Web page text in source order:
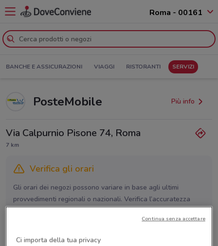
Roma - 00161
BANCHE E ASSICURAZIONI VIAGGI RISTORANTI SERVIZI
PosteMobile Più info
Via Calpurnio Pisone 74, Roma
7 km
Verifica gli orari
Gli orari dei negozi possono variare in base agli ultimi
provvedimenti regionali o nazionali. Verifica l’accuratezza
chiamando il negozio.
Ci importa della tua privacy
Continua senza accettare